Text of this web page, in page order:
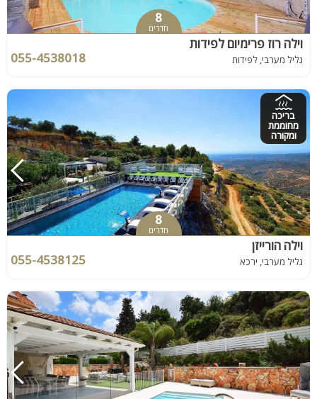
8
חדרים
וילה רוז פרימיום לפידות
גליל מערבי, לפידות 055-4538018
בריכה
מחוממת
ומקורה
8
חדרים
וילה הורייזן
גליל מערבי, ירכא 055-4538125